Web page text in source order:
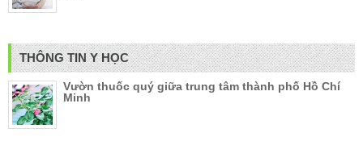
THÔNG TIN Y HỌC
Vườn thuốc quý giữa trung tâm thành phố Hồ Chí
Minh